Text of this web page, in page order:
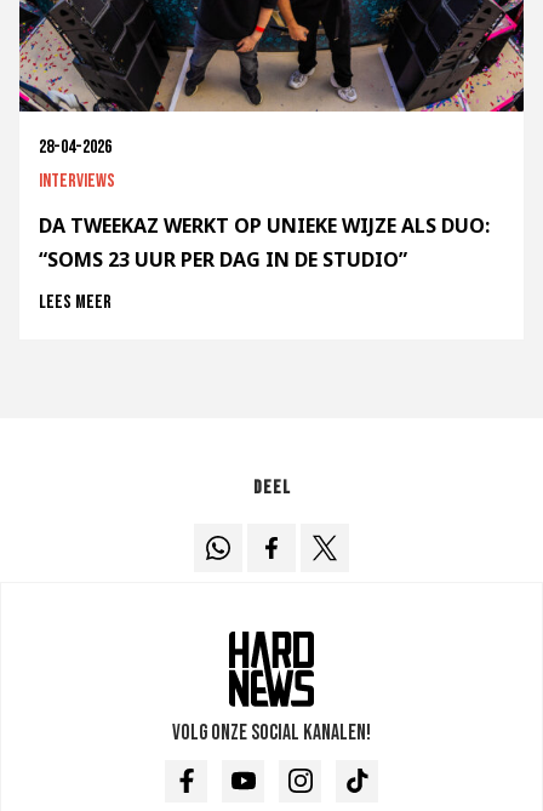
28-04-2026
Interviews
DA TWEEKAZ WERKT OP UNIEKE WIJZE ALS DUO:
“SOMS 23 UUR PER DAG IN DE STUDIO”
Lees meer
Deel
Volg onze social kanalen!
FacebookYoutubeInstagramTikTok